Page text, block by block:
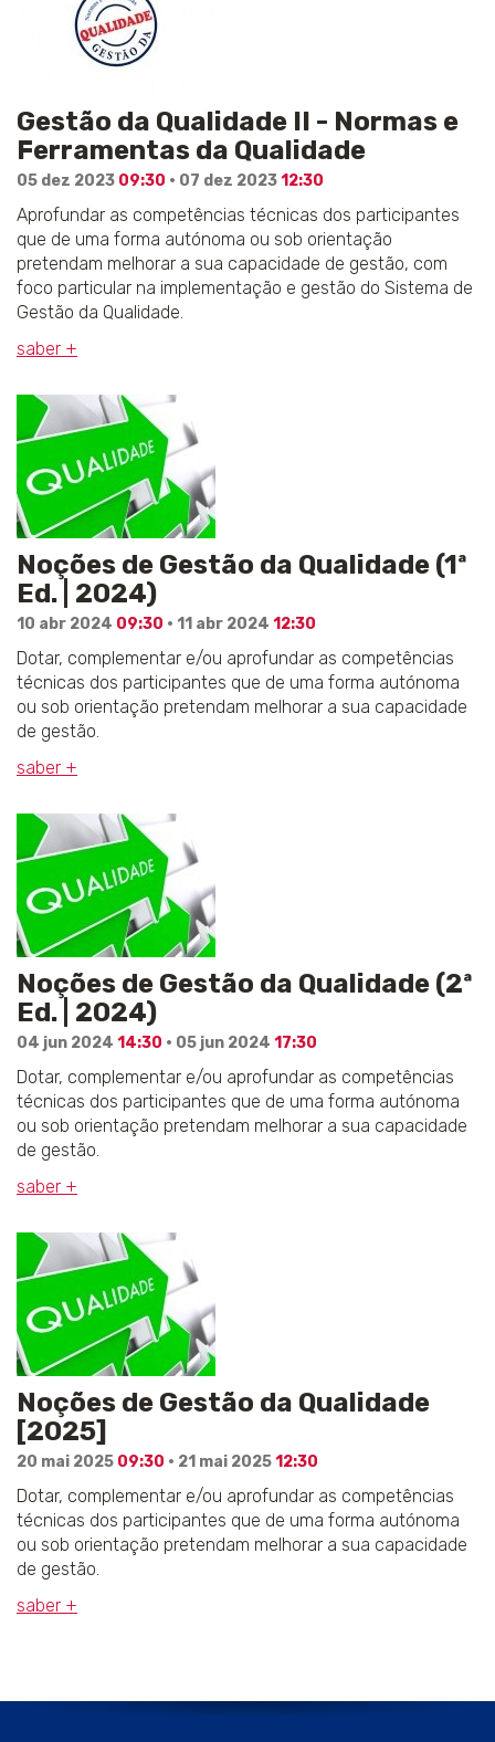
Gestão da Qualidade II - Normas e
Ferramentas da Qualidade
05 dez 2023 09:30 · 07 dez 202312:30
Aprofundar as competências técnicas dos participantes
que de uma forma autónoma ou sob orientação
pretendam melhorar a sua capacidade de gestão, com
foco particular na implementação e gestão do Sistema de
Gestão da Qualidade.
saber +
Noções de Gestão da Qualidade (1ª
Ed. | 2024)
10 abr 2024 09:30 · 11 abr 2024 12:30
Dotar, complementar e/ou aprofundar as competências
técnicas dos participantes que de uma forma autónoma
ou sob orientação pretendam melhorar a sua capacidade
de gestão.
saber +
Noções de Gestão da Qualidade (2ª
Ed. | 2024)
04 jun 2024 14:30 · 05 jun 2024 17:30
Dotar, complementar e/ou aprofundar as competências
técnicas dos participantes que de uma forma autónoma
ou sob orientação pretendam melhorar a sua capacidade
de gestão.
saber +
Noções de Gestão da Qualidade
[2025]
20 mai 2025 09:30 · 21 mai 202512:30
Dotar, complementar e/ou aprofundar as competências
técnicas dos participantes que de uma forma autónoma
ou sob orientação pretendam melhorar a sua capacidade
de gestão.
saber +